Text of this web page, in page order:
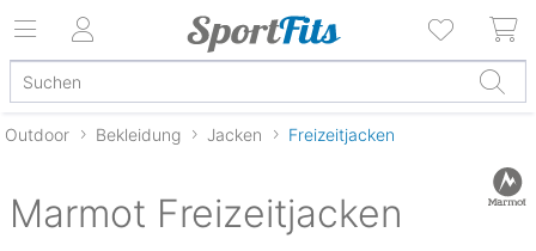
Outdoor Bekleidung Jacken Freizeitjacken
Marmot Freizeitjacken